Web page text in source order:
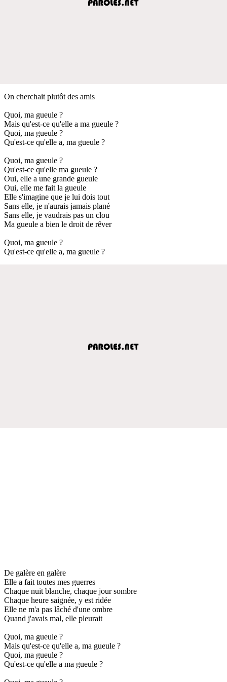
On cherchait plutôt des amis
Quoi, ma gueule ?
Mais qu'est-ce qu'elle a ma gueule ?
Quoi, ma gueule ?
Qu'est-ce qu'elle a, ma gueule ?
Quoi, ma gueule ?
Qu'est-ce qu'elle ma gueule ?
Oui, elle a une grande gueule
Oui, elle me fait la gueule
Elle s'imagine que je lui dois tout
Sans elle, je n'aurais jamais plané
Sans elle, je vaudrais pas un clou
Ma gueule a bien le droit de rêver
Quoi, ma gueule ?
Qu'est-ce qu'elle a, ma gueule ?
De galère en galère
Elle a fait toutes mes guerres
Chaque nuit blanche, chaque jour sombre
Chaque heure saignée, y est ridée
Elle ne m'a pas lâché d'une ombre
Quand j'avais mal, elle pleurait
Quoi, ma gueule ?
Mais qu'est-ce qu'elle a, ma gueule ?
Quoi, ma gueule ?
Qu'est-ce qu'elle a ma gueule ?